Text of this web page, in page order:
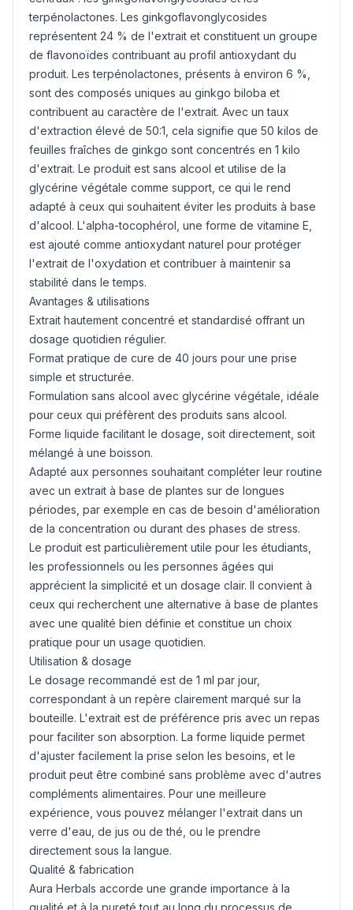
terpénolactones. Les ginkgoflavonglycosides
représentent 24 % de l'extrait et constituent un groupe
de flavonoïdes contribuant au profil antioxydant du
produit. Les terpénolactones, présents à environ 6 %,
sont des composés uniques au ginkgo biloba et
contribuent au caractère de l'extrait. Avec un taux
d'extraction élevé de 50:1, cela signifie que 50 kilos de
feuilles fraîches de ginkgo sont concentrés en 1 kilo
d'extrait. Le produit est sans alcool et utilise de la
glycérine végétale comme support, ce qui le rend
adapté à ceux qui souhaitent éviter les produits à base
d'alcool. L'alpha-tocophérol, une forme de vitamine E,
est ajouté comme antioxydant naturel pour protéger
l'extrait de l'oxydation et contribuer à maintenir sa
stabilité dans le temps.
Avantages & utilisations
Extrait hautement concentré et standardisé offrant un
dosage quotidien régulier.
Format pratique de cure de 40 jours pour une prise
simple et structurée.
Formulation sans alcool avec glycérine végétale, idéale
pour ceux qui préfèrent des produits sans alcool.
Forme liquide facilitant le dosage, soit directement, soit
mélangé à une boisson.
Adapté aux personnes souhaitant compléter leur routine
avec un extrait à base de plantes sur de longues
périodes, par exemple en cas de besoin d'amélioration
de la concentration ou durant des phases de stress.
Le produit est particulièrement utile pour les étudiants,
les professionnels ou les personnes âgées qui
apprécient la simplicité et un dosage clair. Il convient à
ceux qui recherchent une alternative à base de plantes
avec une qualité bien définie et constitue un choix
pratique pour un usage quotidien.
Utilisation & dosage
Le dosage recommandé est de 1 ml par jour,
correspondant à un repère clairement marqué sur la
bouteille. L'extrait est de préférence pris avec un repas
pour faciliter son absorption. La forme liquide permet
d'ajuster facilement la prise selon les besoins, et le
produit peut être combiné sans problème avec d'autres
compléments alimentaires. Pour une meilleure
expérience, vous pouvez mélanger l'extrait dans un
verre d'eau, de jus ou de thé, ou le prendre
directement sous la langue.
Qualité & fabrication
Aura Herbals accorde une grande importance à la
qualité et à la pureté tout au long du processus de